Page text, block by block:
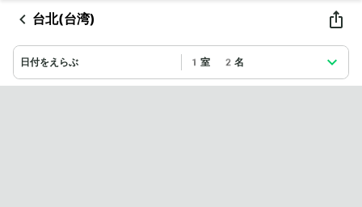
台北(台湾)
日付をえらぶ 1室 2名